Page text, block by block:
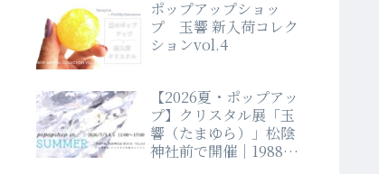
ポップアップショッ
プ 玉響 新入荷コレク
ションvol.4
【2026夏・ポップアッ
プ】クリスタル展「玉
響（たまゆら）」松陰
神社前で開催｜1988年